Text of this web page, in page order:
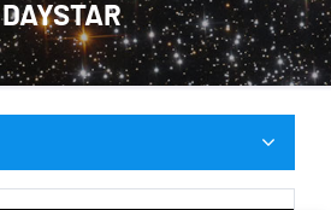
DAYSTAR